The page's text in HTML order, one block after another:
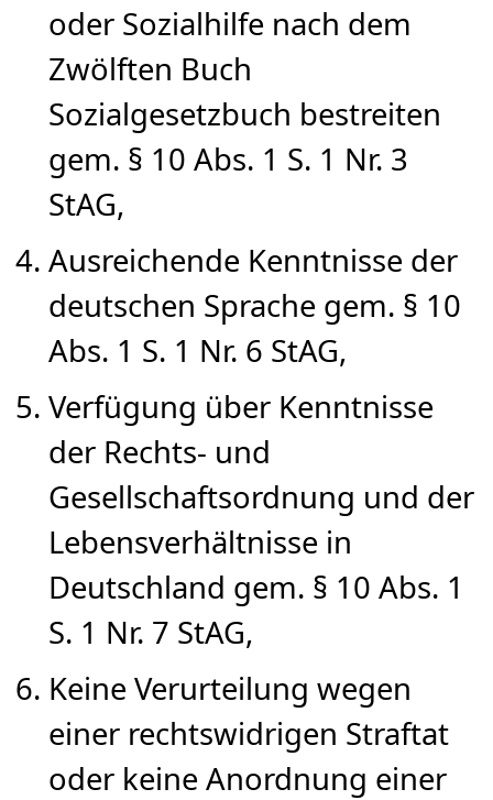
oder Sozialhilfe nach dem
Zwölften Buch
Sozialgesetzbuch bestreiten
gem. § 10 Abs. 1 S. 1 Nr. 3
StAG,
Ausreichende Kenntnisse der
deutschen Sprache gem. § 10
Abs. 1 S. 1 Nr. 6 StAG,
Verfügung über Kenntnisse
der Rechts- und
Gesellschaftsordnung und der
Lebensverhältnisse in
Deutschland gem. § 10 Abs. 1
S. 1 Nr. 7 StAG,
Keine Verurteilung wegen
einer rechtswidrigen Straftat
oder keine Anordnung einer